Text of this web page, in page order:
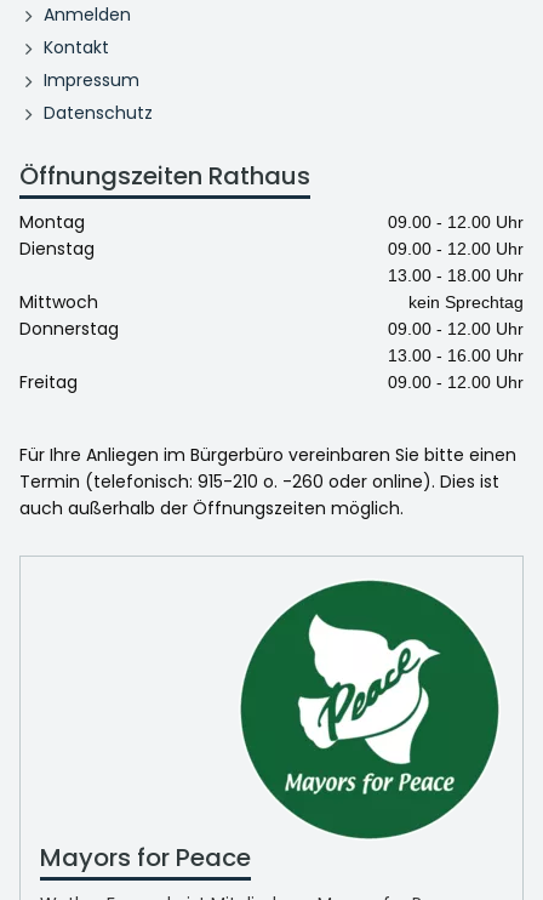
Anmelden
Kontakt
Impressum
Datenschutz
Öffnungszeiten Rathaus
Montag 09.00 - 12.00 Uhr
Dienstag
09.00 - 12.00 Uhr
13.00 - 18.00 Uhr
Mittwoch kein Sprechtag
Donnerstag
09.00 - 12.00 Uhr
13.00 - 16.00 Uhr
Freitag 09.00 - 12.00 Uhr
Für Ihre Anliegen im Bürgerbüro vereinbaren Sie bitte einen
Termin (telefonisch: 915-210 o. -260 oder online). Dies ist
auch außerhalb der Öffnungszeiten möglich.
Mayors for Peace